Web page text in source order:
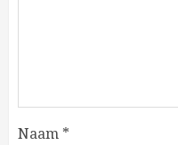
Naam *